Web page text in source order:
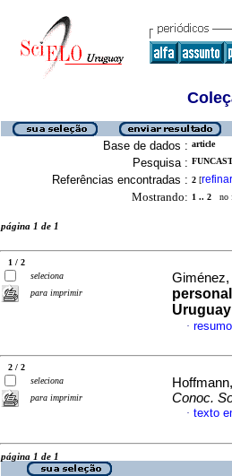
Base de dados : article
Pesquisa :
Referências encontradas : 2 [refinar
Mostrando: 1 .. 2 no
página 1 de 1
1 / 2
seleciona
para imprimir
Uruguay
·
2 / 2
seleciona
para imprimir
Conoc.
· texto
página 1 de 1